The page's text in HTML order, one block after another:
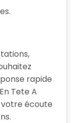
rapide
Tete A
écoute